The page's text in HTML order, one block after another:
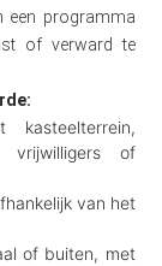
een programma
of verward te
vrijwilligers of
van het
of buiten, met